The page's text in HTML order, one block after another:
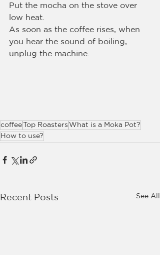
Put the mocha on the stove over
low heat.
As soon as the coffee rises, when
you hear the sound of boiling,
unplug the machine.
coffee Top Roasters What is a Moka Pot?
How to use?
Recent Posts See All